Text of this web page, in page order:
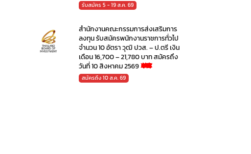
รับสมัคร 5 - 19 ส.ค. 69
สำนักงานคณะกรรมการส่งเสริมการ
ลงทุน รับสมัครพนักงานราชการทั่วไป
จำนวน 10 อัตรา วุฒิ ปวส. – ป.ตรี เงิน
เดือน 16,700 – 21,780 บาท สมัครถึง
วันที่ 10 สิงหาคม 2569
สมัครถึง 10 ส.ค. 69